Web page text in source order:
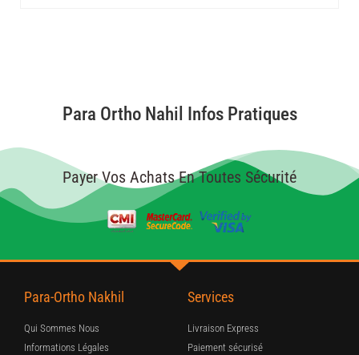
Para Ortho Nahil Infos Pratiques
Payer Vos Achats En Toutes Sécurité
Para-Ortho Nakhil
Qui Sommes Nous
Informations Légales
Services
Livraison Express
Paiement sécurisé